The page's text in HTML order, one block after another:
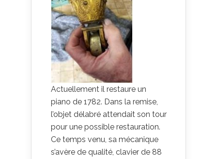
Actuellement il restaure un
piano de 1782. Dans la remise,
l’objet délabré attendait son tour
pour une possible restauration.
Ce temps venu, sa mécanique
s’avère de qualité, clavier de 88